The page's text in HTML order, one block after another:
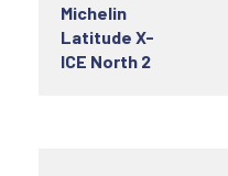
Michelin
Latitude X-
ICE North 2